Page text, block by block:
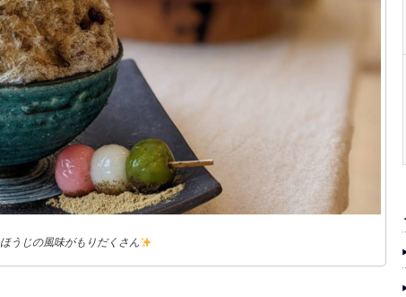
ほうじの風味がもりだくさん